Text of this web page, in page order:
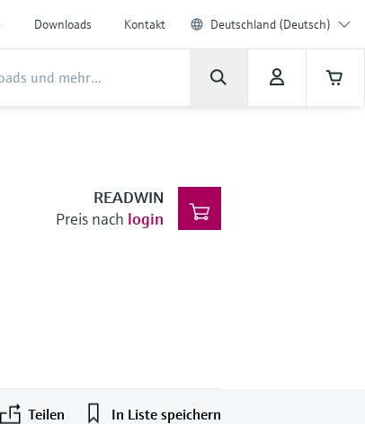
Downloads Kontakt Deutschland (Deutsch)
READWIN
Preis nach login
Teilen In Liste speichern